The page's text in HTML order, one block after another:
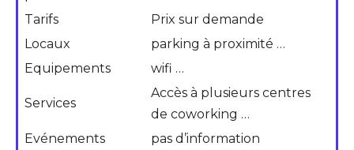
Tarifs
Prix sur demande
Locaux
parking à proximité …
Equipements
wifi …
Services
Accès à plusieurs centres
de coworking …
Evénements
pas d’information